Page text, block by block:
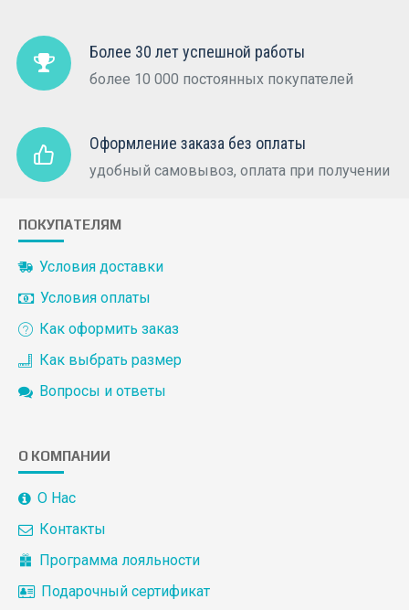
Более 30 лет успешной работы
более 10 000 постоянных покупателей
Оформление заказа без оплаты
удобный самовывоз, оплата при получении
ПОКУПАТЕЛЯМ
Условия доставки
Условия оплаты
Как оформить заказ
Как выбрать размер
Вопросы и ответы
О КОМПАНИИ
О Нас
Контакты
Программа лояльности
Подарочный сертификат